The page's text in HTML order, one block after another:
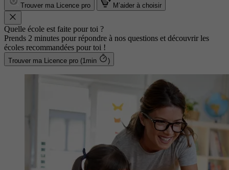
Trouver ma Licence pro M’aider à choisir
Quelle école est faite pour toi ?
Prends 2 minutes pour répondre à nos questions et découvrir les
écoles recommandées pour toi !
Trouver ma Licence pro (1min )